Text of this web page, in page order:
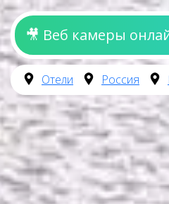
🎥 Веб камеры
Отели Россия